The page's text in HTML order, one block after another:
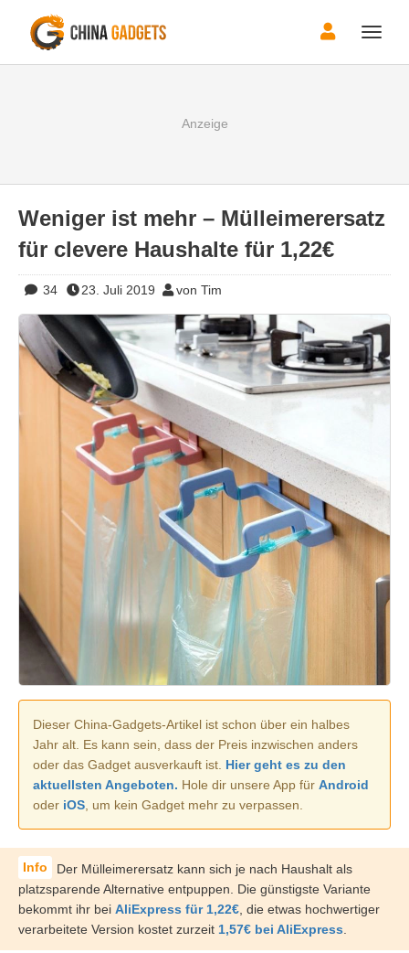
Toggle
Weniger ist mehr – Mülleimerersatz
für clevere Haushalte für 1,22€
34 23. Juli 2019 von Tim
Dieser China-Gadgets-Artikel ist schon über ein halbes
Jahr alt. Es kann sein, dass der Preis inzwischen anders
oder das Gadget ausverkauft ist. Hier geht es zu den
aktuellsten Angeboten. Hole dir unsere App für Android
oder iOS , um kein Gadget mehr zu verpassen.
Der Mülleimerersatz kann sich je nach Haushalt als
platzsparende Alternative entpuppen. Die günstigste Variante
bekommt ihr bei AliExpress für 1,22€ , die etwas hochwertiger
verarbeitete Version kostet zurzeit 1,57€ bei AliExpress